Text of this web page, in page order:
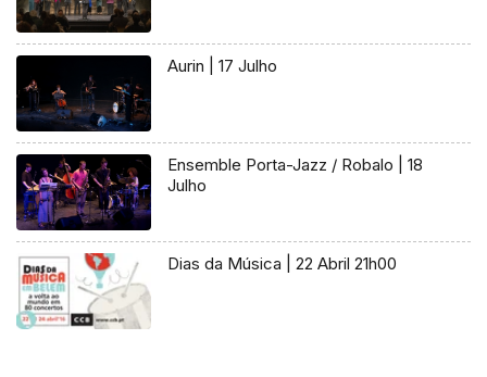
Aurin | 17 Julho
Ensemble Porta-Jazz / Robalo | 18
Julho
Dias da Música | 22 Abril 21h00